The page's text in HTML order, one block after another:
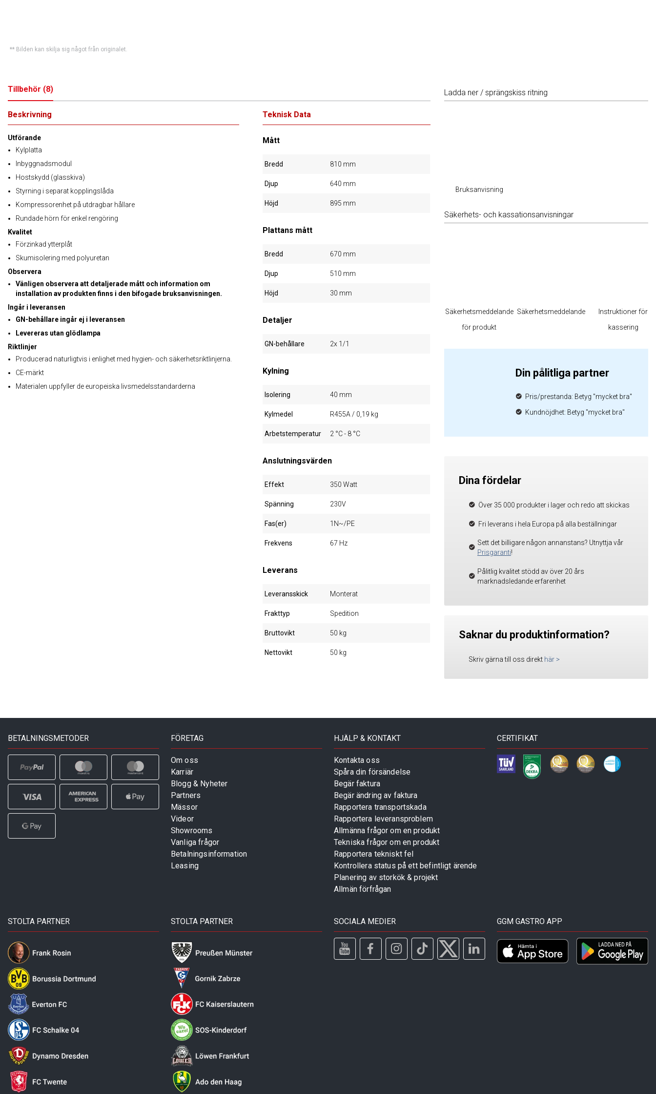
** Bilden kan skilja sig något från originalet.
Tillbehör (8)
Beskrivning
Utförande
Kylplatta
Inbyggnadsmodul
Hostskydd (glasskiva)
Styrning i separat kopplingslåda
Kompressorenhet på utdragbar hållare
Rundade hörn för enkel rengöring
Kvalitet
Förzinkad ytterplåt
Skumisolering med polyuretan
Observera
Vänligen observera att detaljerade mått och information om
installation av produkten finns i den bifogade bruksanvisningen.
Ingår i leveransen
GN-behållare ingår ej i leveransen
Levereras utan glödlampa
Riktlinjer
Producerad naturligtvis i enlighet med hygien- och säkerhetsriktlinjerna.
CE-märkt
Materialen uppfyller de europeiska livsmedelsstandarderna
Teknisk Data
Mått
Bredd 810 mm
Djup 640 mm
Höjd 895 mm
Plattans mått
Bredd 670 mm
Djup 510 mm
Höjd 30 mm
Detaljer
GN-behållare 2x 1/1
Kylning
Isolering 40 mm
Kylmedel R455A / 0,19 kg
Arbetstemperatur 2 °C - 8 °C
Anslutningsvärden
Effekt 350 Watt
Spänning 230V
Fas(er) 1N~/PE
Frekvens 67 Hz
Leverans
Leveransskick Monterat
Frakttyp Spedition
Bruttovikt 50 kg
Nettovikt 50 kg
Ladda ner / sprängskiss ritning
Bruksanvisning
Säkerhets- och kassationsanvisningar
Säkerhetsmeddelande
för produkt
Säkerhetsmeddelande
Instruktioner för
kassering
Din pålitliga partner
Pris/prestanda: Betyg "mycket bra"
Kundnöjdhet: Betyg "mycket bra"
Dina fördelar
Över 35 000 produkter i lager och redo att skickas
Fri leverans i hela Europa på alla beställningar
Sett det billigare någon annanstans? Utnyttja vår
Prisgaranti!
Pålitlig kvalitet stödd av över 20 års
marknadsledande erfarenhet
Saknar du produktinformation?
Skriv gärna till oss direkt här >
BETALNINGSMETODER FÖRETAG
Om oss
Karriär
Blogg & Nyheter
Partners
Mässor
Videor
Showrooms
Vanliga frågor
Betalningsinformation
Leasing
HJÄLP & KONTAKT
Kontakta oss
Spåra din försändelse
Begär faktura
Begär ändring av faktura
Rapportera transportskada
Rapportera leveransproblem
Allmänna frågor om en produkt
Tekniska frågor om en produkt
Rapportera tekniskt fel
Kontrollera status på ett befintligt ärende
Planering av storkök & projekt
Allmän förfrågan
CERTIFIKAT
STOLTA PARTNER STOLTA PARTNER SOCIALA MEDIER GGM GASTRO APP